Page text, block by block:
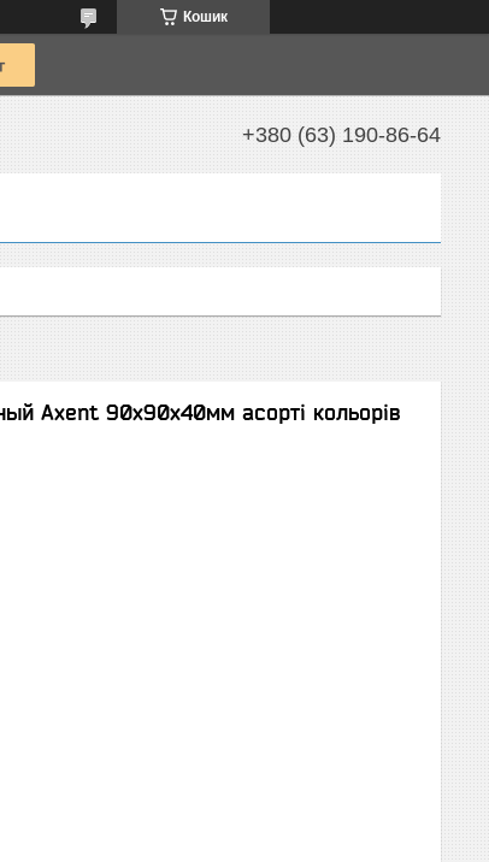
Кошик
+380 (63) 190-86-64
Axent 90х90х40мм асорті кольорів